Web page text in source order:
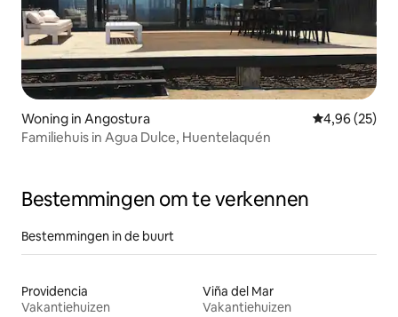
Woning in Angostura Gemiddelde
4,96 (25)
Familiehuis in Agua Dulce, Huentelaquén
Bestemmingen om te verkennen
Bestemmingen in de buurt
Providencia
Vakantiehuizen
Viña del Mar
Vakantiehuizen